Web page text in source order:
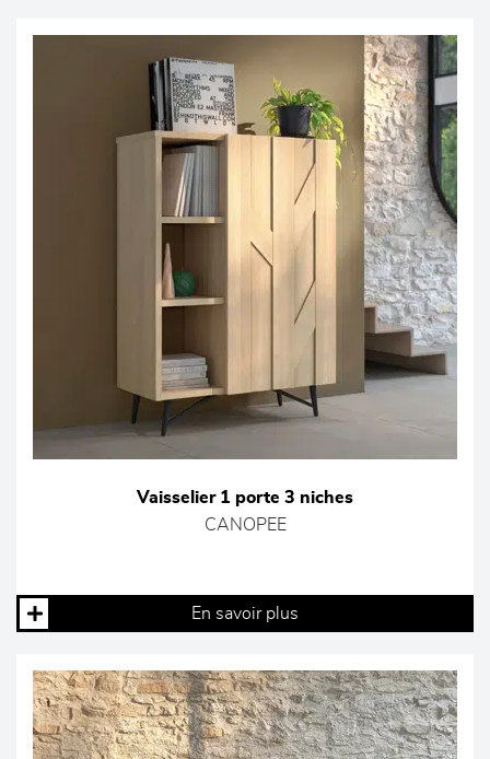
Vaisselier 1 porte 3 niches
CANOPEE
En savoir plus